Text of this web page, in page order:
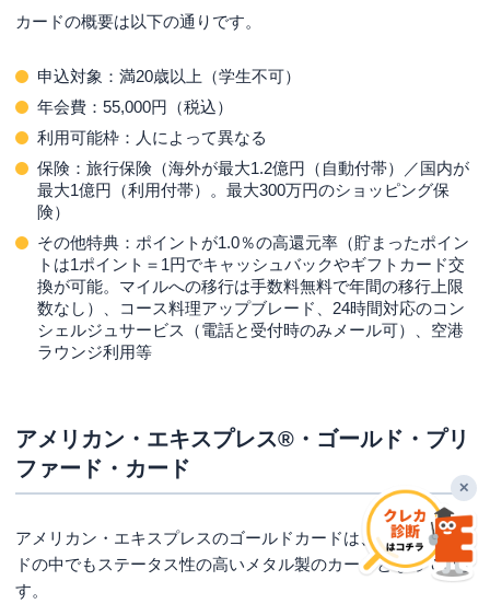
カードの概要は以下の通りです。
申込対象：満20歳以上（学生不可）
年会費：55,000円（税込）
利用可能枠：人によって異なる
保険：旅行保険（海外が最大1.2億円（自動付帯）／国内が
最大1億円（利用付帯）。最大300万円のショッピング保
険）
その他特典：ポイントが1.0％の高還元率（貯まったポイン
トは1ポイント＝1円でキャッシュバックやギフトカード交
換が可能。マイルへの移行は手数料無料で年間の移行上限
数なし）、コース料理アップブレード、24時間対応のコン
シェルジュサービス（電話と受付時のみメール可）、空港
ラウンジ利用等
アメリカン・エキスプレス®・ゴールド・プリ
ファード・カード
アメリカン・エキスプレスのゴールドカードは、ゴールドカー
ドの中でもステータス性の高いメタル製のカードとなっていま
す。
✕